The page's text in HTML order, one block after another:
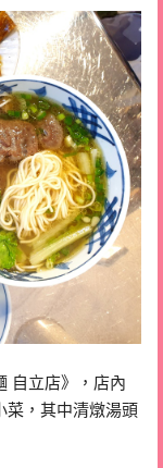
自立店》，店內
菜，其中清燉湯頭